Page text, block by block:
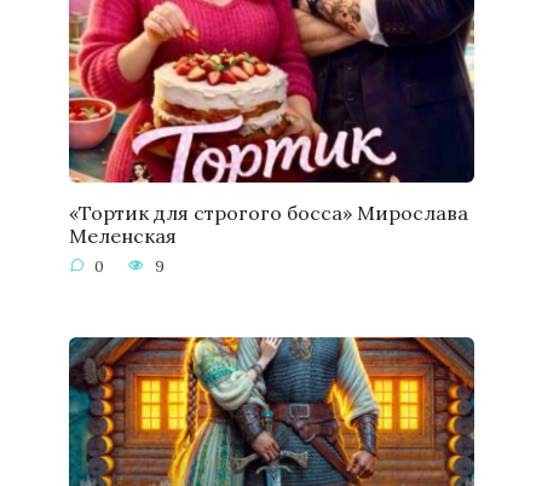
«Тортик для строгого босса» Мирослава
Меленская
0 9